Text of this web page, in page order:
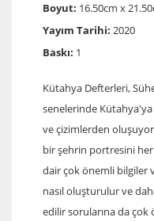
Boyut: 16.50cm x
Yayım Tarihi: 2020
Baskı: 1
Kütahya Defterleri,
senelerinde
ve çizimlerden
bir şehrin portresini
dair çok önemli bilgiler
nasıl oluşturulur ve
edilir sorularına da çok